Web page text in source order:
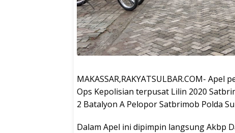
MAKASSAR,RAKYATSULBAR.COM-
Ops Kepolisian terpusat Lilin 2020
2 Batalyon A Pelopor Satbrimob Polda
Dalam Apel ini dipimpin langsung Akbp